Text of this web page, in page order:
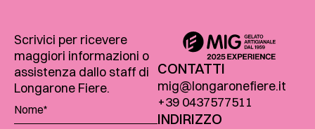
Scrivici per ricevere
maggiori informazioni o
assistenza dallo staff di
Longarone Fiere.
CONTATTI
mig@longaronefiere.it
+39 0437577511
INDIRIZZO